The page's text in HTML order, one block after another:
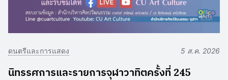
ดนตรีและการแสดง 5 ส.ค. 2026
นิทรรศการและรายการจุฬาวาทิตครั้งที่ 245